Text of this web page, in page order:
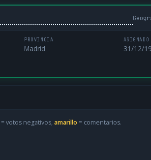
PROVINCIA
Madrid
ASIGNADO
31/12/
= votos negativos, amarillo = comentarios.